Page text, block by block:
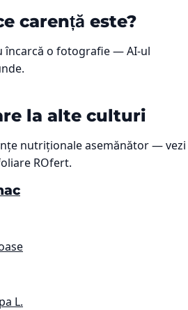
carență este?
încarcă o fotografie — AI-ul
la alte culturi
nutriționale asemănător — vezi
ROfert.
L.